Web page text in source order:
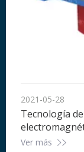
2021-05-28
Tecnología
Ver más